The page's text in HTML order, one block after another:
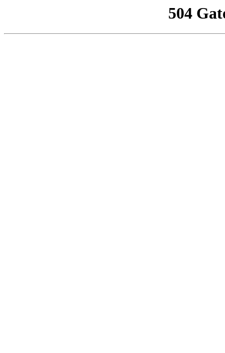
504